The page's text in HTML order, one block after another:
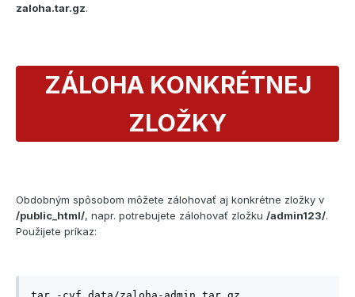
zaloha.tar.gz.
ZÁLOHA KONKRÉTNEJ
ZLOŽKY
Obdobným spôsobom môžete zálohovať aj konkrétne zložky v
/public_html/, napr. potrebujete zálohovať zložku /admin123/.
Použijete príkaz: